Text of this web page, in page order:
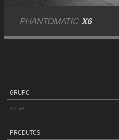
PHANTOMATIC X6
GRUPO
VOILÀP
PRODUTOS